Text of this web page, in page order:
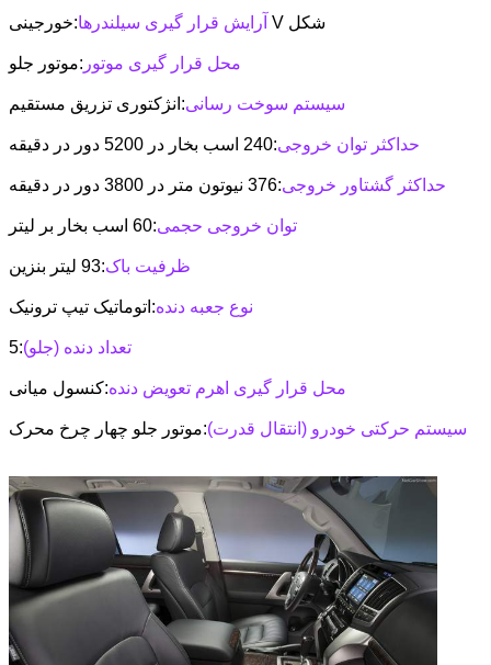
آرایش قرار گیری سیلندرها :خورجینی V شکل
محل قرار گیری موتور :موتور جلو
سیستم سوخت رسانی:انژکتوری تزریق مستقیم
حداکثر توان خروجی:240 اسب بخار در 5200 دور در دقیقه
حداکثر گشتاور خروجی:376 نیوتون متر در 3800 دور در دقیقه
توان خروجی حجمی:60 اسب بخار بر لیتر
ظرفیت باک:93 لیتر بنزین
نوع جعبه دنده:اتوماتیک تیپ ترونیک
تعداد دنده (جلو):5
محل قرار گیری اهرم تعویض دنده:کنسول میانی
سیستم حرکتی خودرو (انتقال قدرت):موتور جلو چهار چرخ محرک